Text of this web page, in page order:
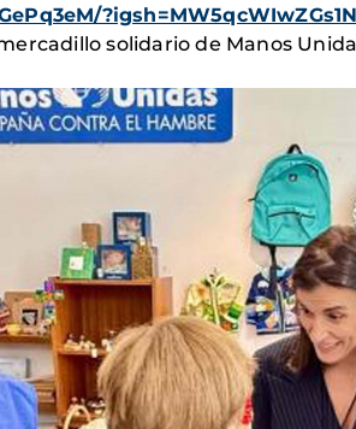
solidario de Manos